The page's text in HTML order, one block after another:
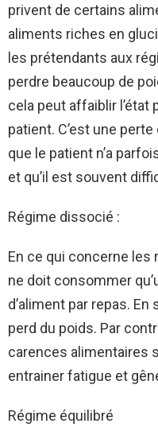
privent de certains
aliments riches en
les prétendants aux
perdre beaucoup de
cela peut affaiblir
patient. C’est une
que le patient n’a
et qu’il est souvent
Régime dissocié :
En ce qui concerne
ne doit consommer
d’aliment par repas. En
perd du poids. Par
carences alimentaires
entrainer fatigue et
Régime équilibré